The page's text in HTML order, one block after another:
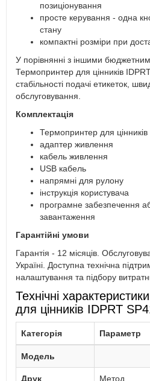
позиціонування
просте керування - одна
стану
компактні розміри при
У порівнянні з іншими
Термопринтер для цінників
стабільності подачі етикеток,
обслуговування.
Комплектація
Термопринтер для
адаптер живлення
кабель живлення
USB кабель
напрямні для рулону
інструкція користувача
програмне забезпечення
завантаження
Гарантійні умови
Гарантія - 12 місяців.
Україні. Доступна технічна
налаштування та підбору
Технічні
для цінників IDPRT
Категорія Параметр
Модель
Друк Метод